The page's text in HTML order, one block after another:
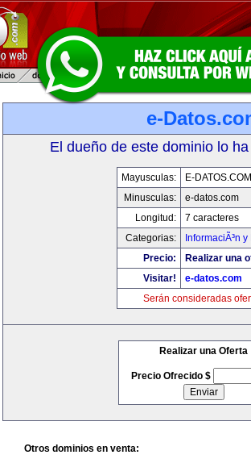
e-
El dueño de este dominio lo
Mayusculas:
E-DATOS.COM
Minusculas:
e-datos.com
Longitud:
7 caracteres
Categorias:
InformaciÃ³n
Precio:
Realizar una
Visitar!
e-datos.com
Serán consideradas
Realizar una Oferta
Precio Ofrecido $
Otros dominios en venta: